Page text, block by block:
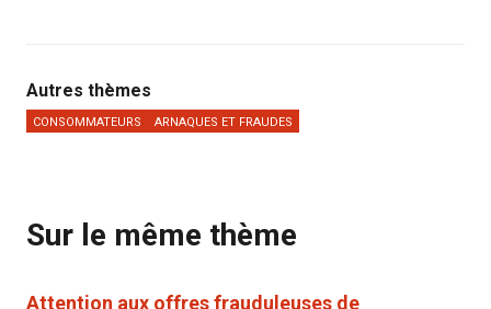
Autres thèmes
CONSOMMATEURS ARNAQUES ET FRAUDES
Sur le même thème
Attention aux offres frauduleuses de